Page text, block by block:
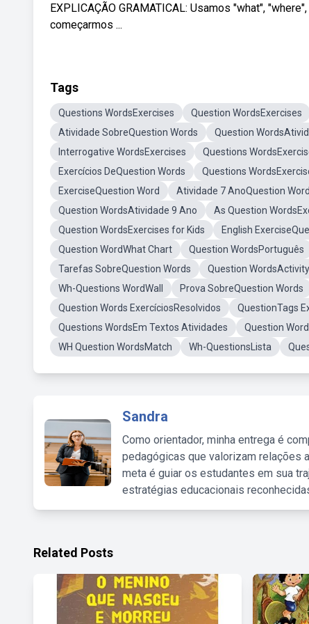
EXPLICAÇÃO GRAMATICAL: Usamos "what",
começarmos ...
Tags
Questions WordsExercises Question WordsExercises
Atividade SobreQuestion Words
Question
Interrogative WordsExercises
Questions
Exercícios DeQuestion Words
Questions
ExerciseQuestion Word
Atividade 7 AnoQuestion
Question WordsAtividade 9 Ano
As Question
Question WordsExercises for Kids
English
Question WordWhat Chart
Question WordsPortuguês
Tarefas SobreQuestion Words
Question WordsActivity
Wh-Questions WordWall
Prova SobreQuestion Words
Question Words ExercíciosResolvidos
QuestionTags
Questions WordsEm Textos Atividades
Question
WH Question WordsMatch
Wh-QuestionsLista
Sandra
Como orientador, minha entrega é
pedagógicas que valorizam relações
meta é guiar os estudantes em sua
estratégias educacionais
Related Posts